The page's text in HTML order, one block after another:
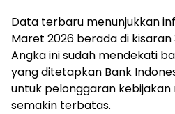
Data terbaru menunjukkan
Maret 2026 berada di kisaran
Angka ini sudah mendekati
yang ditetapkan Bank
untuk pelonggaran
semakin terbatas.